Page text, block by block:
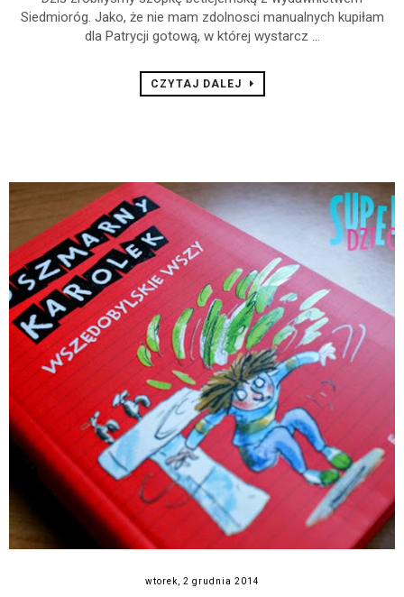
Siedmioróg. Jako, że nie mam zdolnosci manualnych kupiłam
dla Patrycji gotową, w której wystarcz ...
CZYTAJ DALEJ
wtorek, 2 grudnia 2014